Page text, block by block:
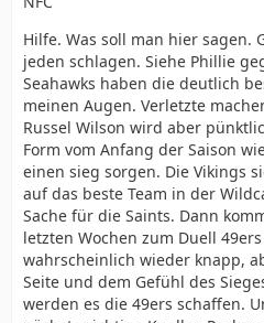
Hilfe. Was soll man hier sagen.
jeden schlagen. Siehe Phillie
Seahawks haben die deutlich
meinen Augen. Verletzte
Russel Wilson wird aber
Form vom Anfang der Saison
einen sieg sorgen. Die Vikings
auf das beste Team in der
Sache für die Saints. Dann
letzten Wochen zum Duell
wahrscheinlich wieder knapp,
Seite und dem Gefühl des
werden es die 49ers schaffen.